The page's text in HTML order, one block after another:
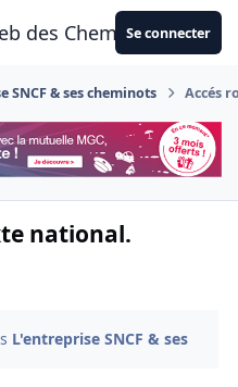
des CheminotsSe connecter
SNCF & ses cheminots Accés
national.
L'entreprise SNCF & ses